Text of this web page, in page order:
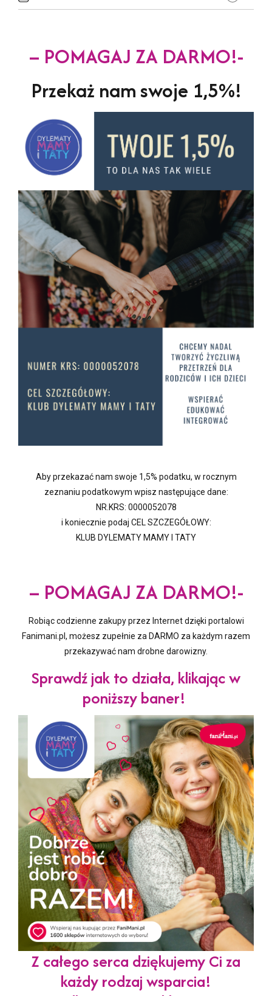
edukacji i integracji.
Przyjaźń
– POMAGAJ ZA DARMO!-
Przekaż nam swoje 1,5%!
Aby przekazać nam swoje 1,5% podatku, w rocznym
zeznaniu podatkowym wpisz następujące dane:
NR.KRS: 0000052078
i koniecznie podaj CEL SZCZEGÓŁOWY:
KLUB DYLEMATY MAMY I TATY
– POMAGAJ ZA DARMO!-
Robiąc codzienne zakupy przez Internet dzięki portalowi
Fanimani.pl, możesz zupełnie za DARMO za każdym razem
przekazywać nam drobne darowizny.
Sprawdź jak to działa, klikając w
poniższy baner!
Z całego serca dziękujemy Ci za
każdy rodzaj wsparcia!